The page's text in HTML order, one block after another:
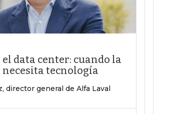
el data center: cuando la
tecnología
director general de Alfa Laval